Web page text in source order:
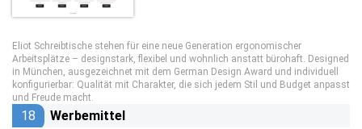
Eliot Schreibtische stehen für eine neue Generation ergonomischer
Arbeitsplätze – designstark, flexibel und wohnlich anstatt bürohaft. Designed
in München, ausgezeichnet mit dem German Design Award und individuell
konfigurierbar: Qualität mit Charakter, die sich jedem Stil und Budget anpasst
und Freude macht.
18 Werbemittel